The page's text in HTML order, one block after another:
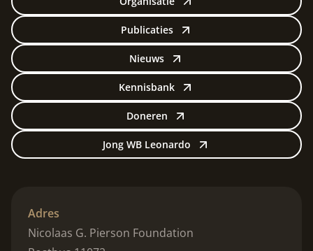
Publicaties
Nieuws
Kennisbank
Doneren
Jong WB Leonardo
Adres
Nicolaas G. Pierson Foundation